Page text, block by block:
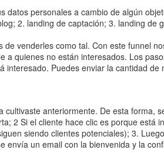
personales a cambio de algún
2. landing de captación; 3. landing de
venderles como tal. Con este funnel
quienes no están interesados. Los
Puedes enviar la cantidad
anteriormente. De esta forma,
2 Si el cliente hace clic es porque está
siendo clientes potenciales); 3.
un email con la bienvenida y la